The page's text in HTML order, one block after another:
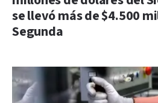
se llevó más de $4.500
Segunda